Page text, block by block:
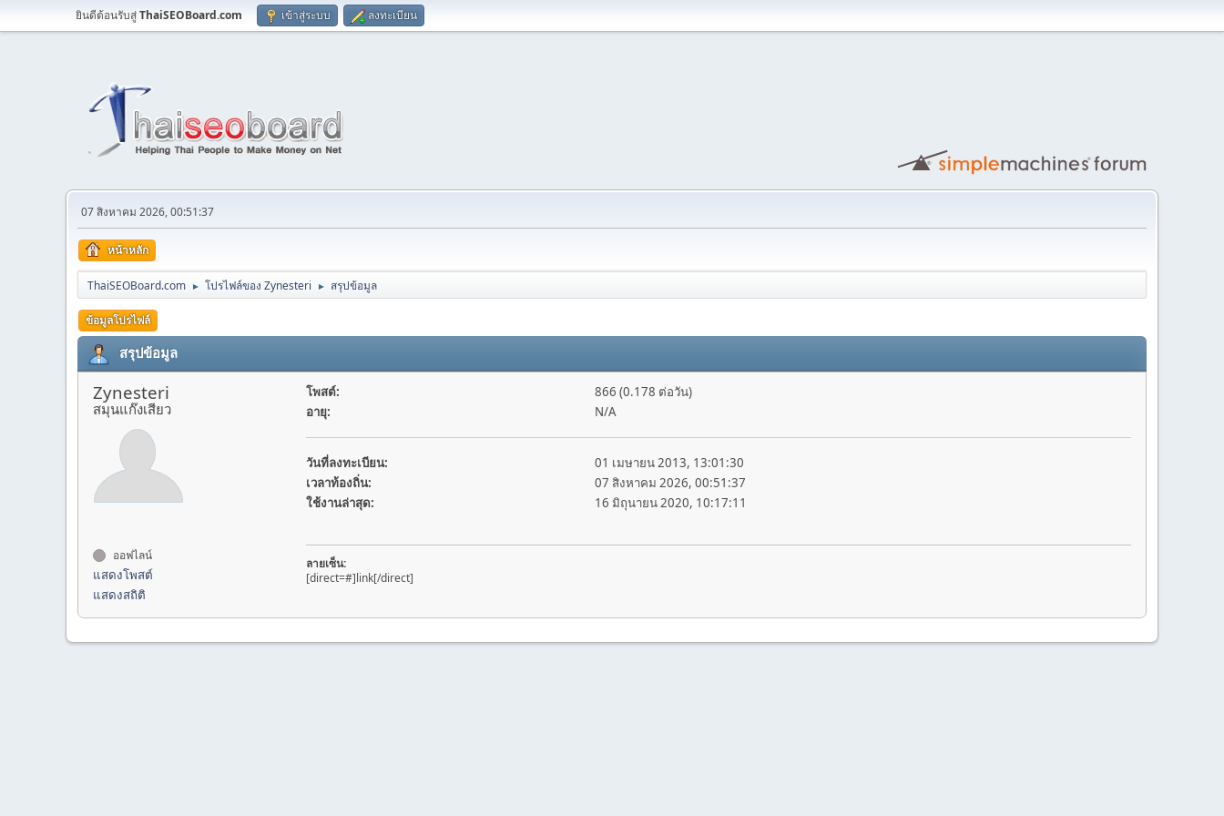
ยินดีต้อนรับสู่ThaiSEOBoard.com เข้าสู่ระบบ ลงทะเบียน
07 สิงหาคม 2026, 00:51:37
หน้าหลัก
ThaiSEOBoard.com ► โปรไฟล์ของ Zynesteri ► สรุปข้อมูล
ข้อมูลโปรไฟล์
สรุปข้อมูล
Zynesteri
สมุนแก๊งเสียว
ออฟไลน์
แสดงโพสต์
แสดงสถิติ
โพสต์:
866 (0.178 ต่อวัน)
อายุ:
N/A
วันที่ลงทะเบียน:
01 เมษายน 2013, 13:01:30
เวลาท้องถิ่น:
07 สิงหาคม 2026, 00:51:37
ใช้งานล่าสุด:
16 มิถุนายน 2020, 10:17:11
ลายเซ็น:
[direct=#]link[/direct]